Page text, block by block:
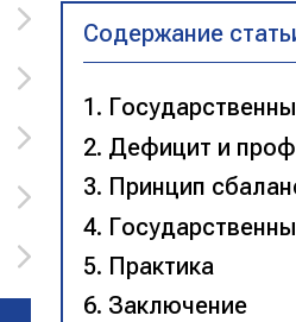
Содержание
Дефицит и
Принцип
Практика
Заключение